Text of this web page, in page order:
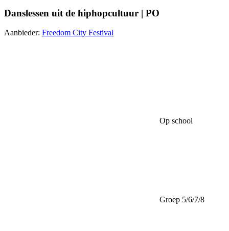
Danslessen uit de hiphopcultuur | PO
Aanbieder: Freedom City Festival
Op school
Groep 5/6/7/8